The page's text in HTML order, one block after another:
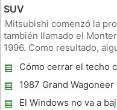
SUV
Mitsubishi comenzó la
también llamado el
1996. Como resultado,
conocer el valor de su
liquidación de bien
Cómo cerrar el techo
Grand Cherokee 2001
1987 Grand
El Windows no va a